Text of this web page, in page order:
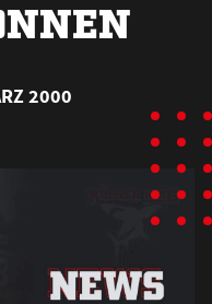
2000